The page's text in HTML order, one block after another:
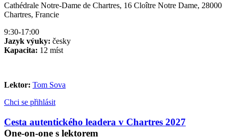
Cathédrale Notre-Dame de Chartres, 16 Cloître Notre Dame, 28000
Chartres, Francie
9:30-17:00
Jazyk výuky: česky
Kapacita: 12 míst
Lektor: Tom Sova
Chci se přihlásit
Cesta autentického leadera v Chartres 2027
One-on-one s lektorem